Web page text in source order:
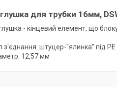
для трубки 16мм,
- кінцевий елемент, що
з'єднання: штуцер-"ялинка" під
12,57 мм